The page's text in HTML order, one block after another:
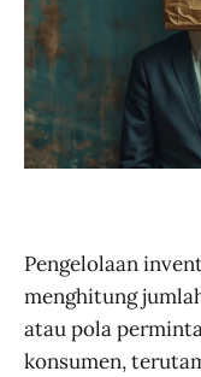
Pengelolaan
menghitung
atau pola
konsumen,